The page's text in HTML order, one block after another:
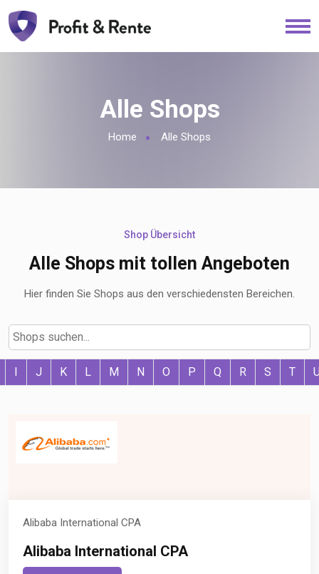
Alle Shops
Home Alle Shops
Shop Übersicht
Alle Shops mit tollen Angeboten
Hier finden Sie Shops aus den verschiedensten Bereichen.
I J K L M N O P Q R S T
Alibaba International CPA
Alibaba International CPA